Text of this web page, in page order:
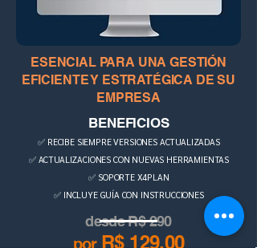
ESENCIAL PARA UNA GESTIÓN
EFICIENTE Y ESTRATÉGICA DE SU
EMPRESA
BENEFICIOS
✅ RECIBE SIEMPRE VERSIONES ACTUALIZADAS
✅ ACTUALIZACIONES CON NUEVAS HERRAMIENTAS
✅ SOPORTE X4PLAN
✅ INCLUYE GUÍA CON INSTRUCCIONES
desde R$ 290
por R$ 129,00